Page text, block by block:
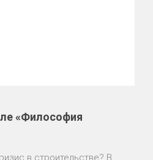
«Философия
в строительстве? В